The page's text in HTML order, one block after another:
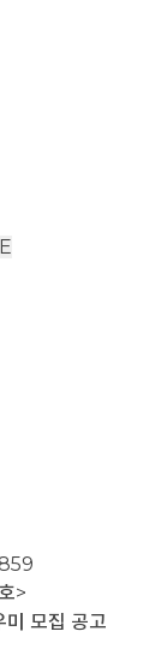
>
모집 공고